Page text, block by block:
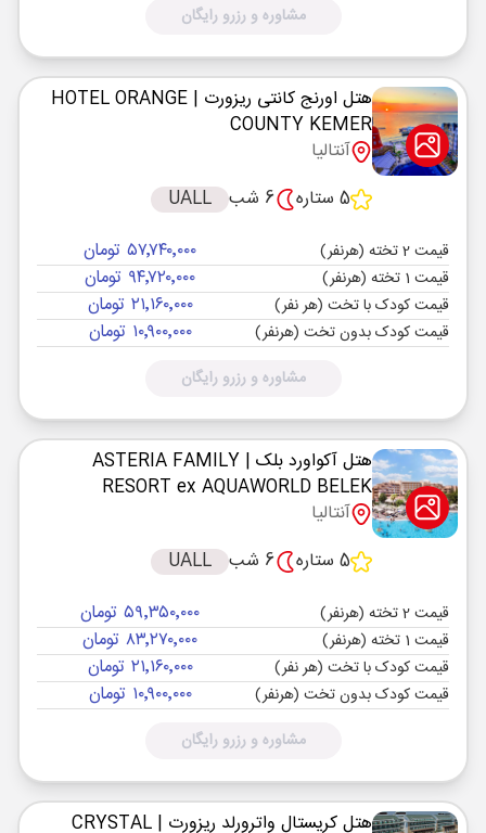
مشاوره و رزرو رایگان
هتل اورنج کانتی ریزورت
| HOTEL ORANGE
COUNTY KEMER
آنتالیا
5 ستاره
6 شب UALL
قیمت 2 تخته (هرنفر) ۵۷٬۷۴۰٬۰۰۰ تومان
قیمت 1 تخته (هرنفر) ۹۴٬۷۲۰٬۰۰۰ تومان
قیمت کودک با تخت (هر نفر) ۲۱٬۱۶۰٬۰۰۰ تومان
قیمت کودک بدون تخت (هرنفر) ۱۰٬۹۰۰٬۰۰۰ تومان
مشاوره و رزرو رایگان
هتل آکواورد بلک | ASTERIA FAMILY
RESORT ex AQUAWORLD BELEK
آنتالیا
5 ستاره
6 شب UALL
قیمت 2 تخته (هرنفر) ۵۹٬۳۵۰٬۰۰۰ تومان
قیمت 1 تخته (هرنفر) ۸۳٬۲۷۰٬۰۰۰ تومان
قیمت کودک با تخت (هر نفر) ۲۱٬۱۶۰٬۰۰۰ تومان
قیمت کودک بدون تخت (هرنفر) ۱۰٬۹۰۰٬۰۰۰ تومان
مشاوره و رزرو رایگان
هتل کریستال واترورلد ریزورت | CRYSTAL